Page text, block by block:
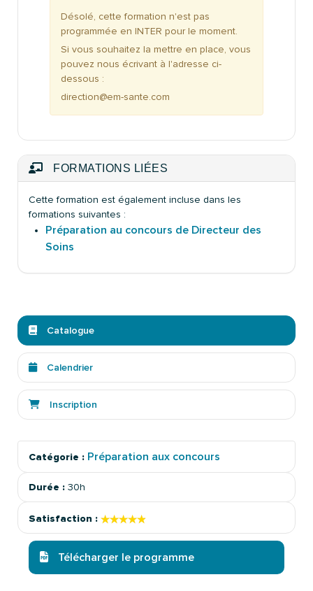
Désolé, cette formation n'est pas
programmée en INTER pour le moment.
Si vous souhaitez la mettre en place, vous
pouvez nous écrivant à l'adresse ci-
dessous :
direction@em-sante.com
FORMATIONS LIÉES
Cette formation est également incluse dans les
formations suivantes :
Préparation au concours de Directeur des
Soins
Catalogue
Calendrier
Inscription
Catégorie : Préparation aux concours
Durée : 30h
Satisfaction : ★★★★★
★★★★★
Télécharger le programme